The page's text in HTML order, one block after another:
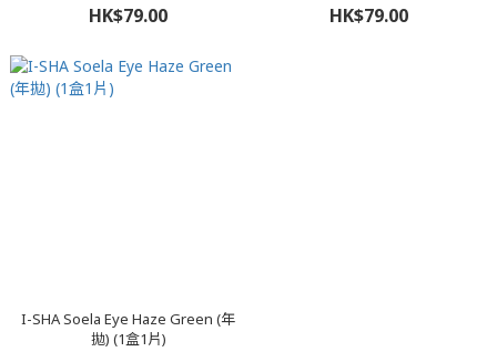
HK$79.00 HK$79.00
I-SHA Soela Eye Haze Green (年
拋) (1盒1片)